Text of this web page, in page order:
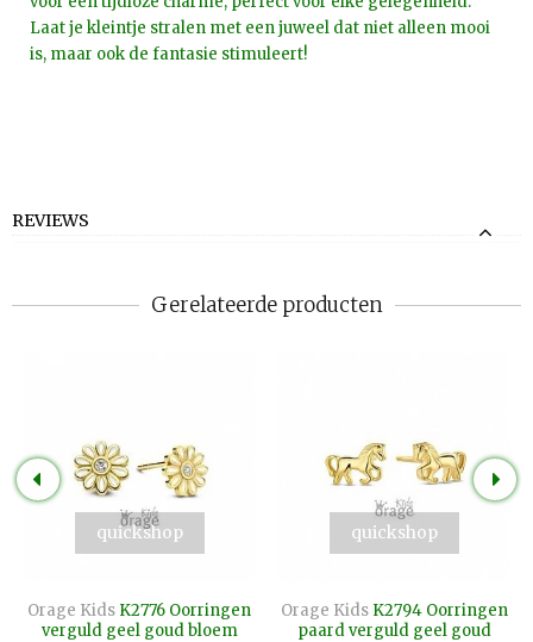
Laat je kleintje stralen met een juweel dat niet alleen mooi
is, maar ook de fantasie stimuleert!
REVIEWS
Gerelateerde producten
quickshop
Orage Kids K2776 Oorringen
verguld geel goud bloem
quickshop
Orage Kids K2794 Oorringen
paard verguld geel goud